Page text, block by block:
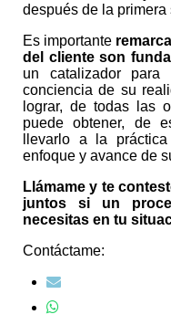
después de la
Es importante
del cliente son
un catalizador
conciencia de su
lograr, de todas las
puede obtener, de
llevarlo a la
enfoque y avance de
Llámame y te
juntos si un
necesitas en tu
Contáctame: